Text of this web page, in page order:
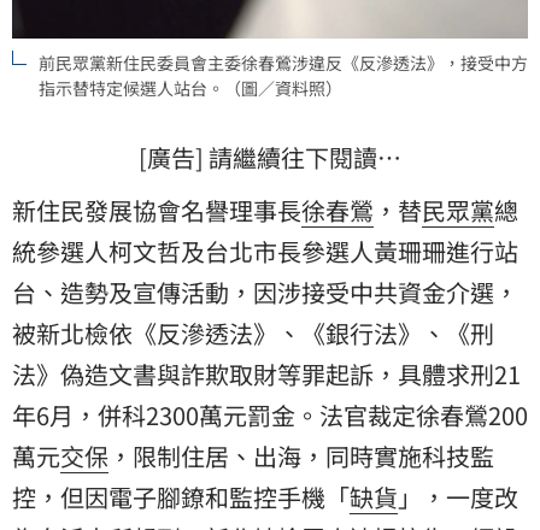
前民眾黨新住民委員會主委徐春鶯涉違反《反滲透法》，接受中方
指示替特定候選人站台。（圖／資料照）
[廣告] 請繼續往下閱讀…
新住民發展協會名譽理事長徐春鶯 ，替民眾黨總
統參選人柯文哲及台北市長參選人黃珊珊進行站
台、造勢及宣傳活動，因涉接受中共資金介選，
被新北檢依《反滲透法》、《銀行法》、《刑
法》偽造文書與詐欺取財等罪起訴，具體求刑21
年6月，併科2300萬元罰金。法官裁定徐春鶯200
萬元交保 ，限制住居、出海，同時實施科技監
控 ，但因電子腳鐐和監控手機「缺貨 」，一度改